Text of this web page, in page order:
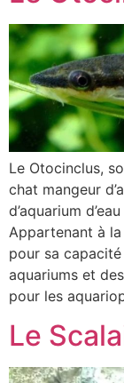
Le Otocinclus,
chat mangeur
d’aquarium
Appartenant à
pour sa
aquariums et
pour les
Le